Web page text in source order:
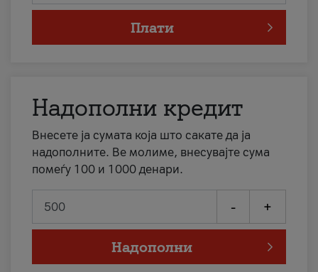
Плати
Надополни кредит
Внесете ја сумата која што сакате да ја
надополните. Ве молиме, внесувајте сума
помеѓу 100 и 1000 денари.
- +
Надополни